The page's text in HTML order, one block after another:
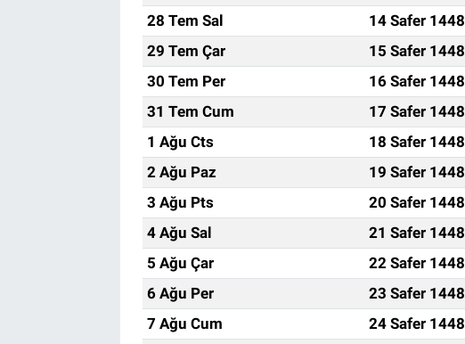
28 Tem Sal
14 Safer 1448
29 Tem Çar
15 Safer 1448
30 Tem Per
16 Safer 1448
31 Tem Cum
17 Safer 1448
1 Ağu Cts
18 Safer 1448
2 Ağu Paz
19 Safer 1448
3 Ağu Pts
20 Safer 1448
4 Ağu Sal
21 Safer 1448
5 Ağu Çar
22 Safer 1448
6 Ağu Per
23 Safer 1448
7 Ağu Cum
24 Safer 1448